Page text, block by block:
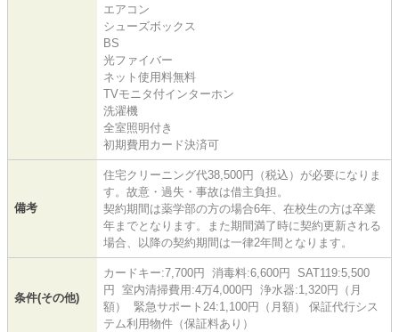
エアコン
シューズボックス
BS
光ファイバー
ネット使用料無料
TVモニタ付インターホン
洗濯機
全室照明付き
初期費用カード決済可
備考
住宅クリーニング代38,500円（税込）が必要になりま
す。故意・過失・事故は借主負担。
契約期間は薬学部の方の場合6年、在校生の方は卒業
年までとなります。また期間満了時に契約更新される
場合、以降の契約期間は一律2年間となります。
条件(その他)
カードキー:7,700円 消毒料:6,600円 SAT119:5,500
円 室内清掃費用:4万4,000円 浄水器:1,320円（月
額） 緊急サポート24:1,100円（月額） 保証代行シス
テム利用物件（保証料あり）